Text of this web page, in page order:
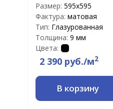
Размер: 595x595
Фактура: матовая
Тип: Глазурованная
Толщина: 9 мм
Цвета:
2 390 руб./м2
В корзину